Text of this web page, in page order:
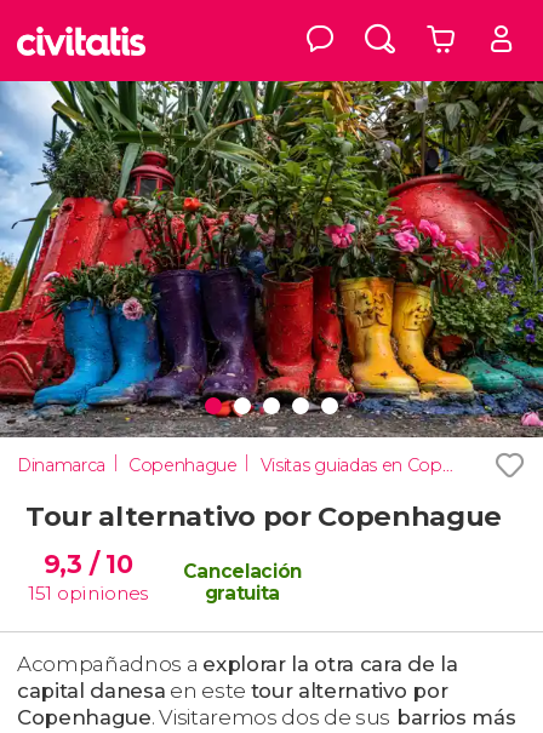
Dinamarca Copenhague Visitas guiadas en Copenhague
Tour alternativo por Copenhague
9,3 / 10
151 opiniones
Cancelación
gratuita
Acompañadnos a explorar la otra cara de la
capital danesa en este tour alternativo por
Copenhague. Visitaremos dos de sus barrios más